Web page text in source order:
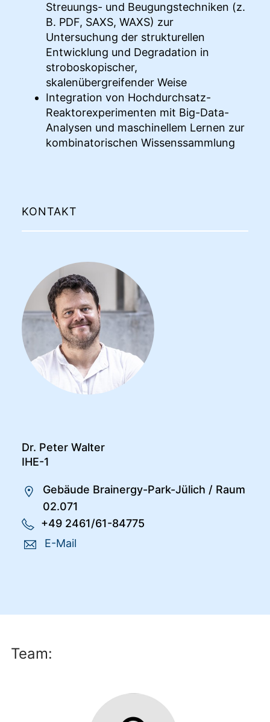
Streuungs- und Beugungstechniken (z.
B. PDF, SAXS, WAXS) zur
Untersuchung der strukturellen
Entwicklung und Degradation in
stroboskopischer,
skalenübergreifender Weise
Integration von Hochdurchsatz-
Reaktorexperimenten mit Big-Data-
Analysen und maschinellem Lernen zur
kombinatorischen Wissenssammlung
KONTAKT
Dr. Peter Walter
IHE-1
Gebäude Brainergy-Park-Jülich / Raum
02.071
+49 2461/61-84775
E-Mail
Team: